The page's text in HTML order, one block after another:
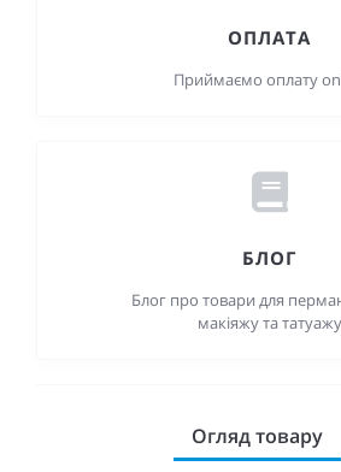
ОПЛАТА
Приймаємо оплату
БЛОГ
Блог про товари для
макіяжу та татуажу
Огляд товару